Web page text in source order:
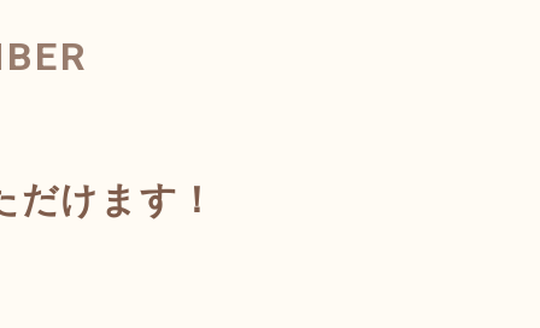
けます！